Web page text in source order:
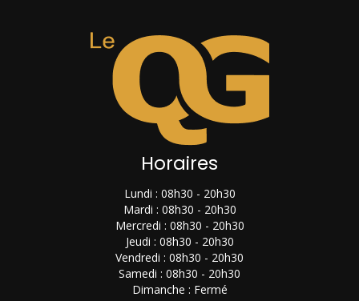
Horaires
Lundi : 08h30 - 20h30
Mardi : 08h30 - 20h30
Mercredi : 08h30 - 20h30
Jeudi : 08h30 - 20h30
Vendredi : 08h30 - 20h30
Samedi : 08h30 - 20h30
Dimanche : Fermé